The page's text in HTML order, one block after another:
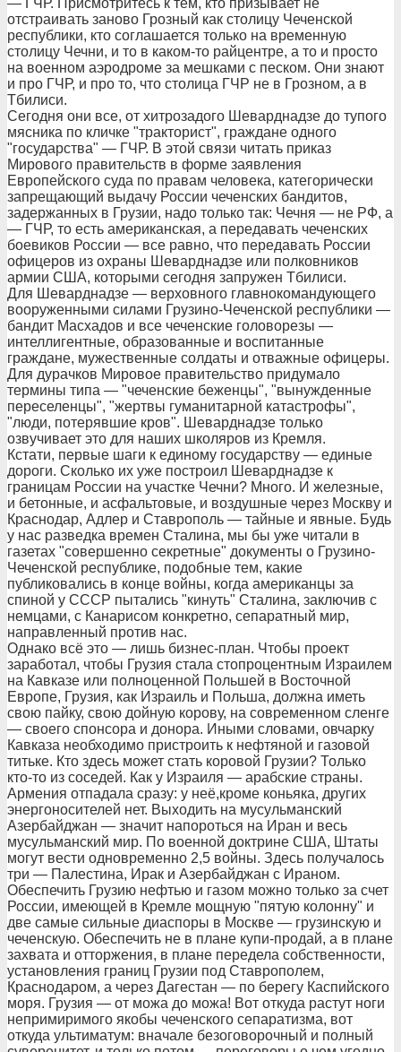
— ГЧР. Присмотритесь к тем, кто призывает не
отстраивать заново Грозный как столицу Чеченской
республики, кто соглашается только на временную
столицу Чечни, и то в каком-то райцентре, а то и просто
на военном аэродроме за мешками с песком. Они знают
и про ГЧР, и про то, что столица ГЧР не в Грозном, а в
Тбилиси.
Сегодня они все, от хитрозадого Шеварднадзе до тупого
мясника по кличке "тракторист", граждане одного
"государства" — ГЧР. В этой связи читать приказ
Мирового правительств в форме заявления
Европейского суда по правам человека, категорически
запрещающий выдачу России чеченских бандитов,
задержанных в Грузии, надо только так: Чечня — не РФ, а
— ГЧР, то есть американская, а передавать чеченских
боевиков России — все равно, что передавать России
офицеров из охраны Шеварднадзе или полковников
армии США, которыми сегодня запружен Тбилиси.
Для Шеварднадзе — верховного главнокомандующего
вооруженными силами Грузино-Чеченской республики —
бандит Масхадов и все чеченские головорезы —
интеллигентные, образованные и воспитанные
граждане, мужественные солдаты и отважные офицеры.
Для дурачков Мировое правительство придумало
термины типа — "чеченские беженцы", "вынужденные
переселенцы", "жертвы гуманитарной катастрофы",
"люди, потерявшие кров". Шеварднадзе только
озвучивает это для наших школяров из Кремля.
Кстати, первые шаги к единому государству — единые
дороги. Сколько их уже построил Шеварднадзе к
границам России на участке Чечни? Много. И железные,
и бетонные, и асфальтовые, и воздушные через Москву и
Краснодар, Адлер и Ставрополь — тайные и явные. Будь
у нас разведка времен Сталина, мы бы уже читали в
газетах "совершенно секретные" документы о Грузино-
Чеченской республике, подобные тем, какие
публиковались в конце войны, когда американцы за
спиной у СССР пытались "кинуть" Сталина, заключив с
немцами, с Канарисом конкретно, сепаратный мир,
направленный против нас.
Однако всё это — лишь бизнес-план. Чтобы проект
заработал, чтобы Грузия стала стопроцентным Израилем
на Кавказе или полноценной Польшей в Восточной
Европе, Грузия, как Израиль и Польша, должна иметь
свою пайку, свою дойную корову, на современном сленге
— своего спонсора и донора. Иными словами, овчарку
Кавказа необходимо пристроить к нефтяной и газовой
титьке. Кто здесь может стать коровой Грузии? Только
кто-то из соседей. Как у Израиля — арабские страны.
Армения отпадала сразу: у неё,кроме коньяка, других
энергоносителей нет. Выходить на мусульманский
Азербайджан — значит напороться на Иран и весь
мусульманский мир. По военной доктрине США, Штаты
могут вести одновременно 2,5 войны. Здесь получалось
три — Палестина, Ирак и Азербайджан с Ираном.
Обеспечить Грузию нефтью и газом можно только за счет
России, имеющей в Кремле мощную "пятую колонну" и
две самые сильные диаспоры в Москве — грузинскую и
чеченскую. Обеспечить не в плане купи-продай, а в плане
захвата и отторжения, в плане передела собственности,
установления границ Грузии под Ставрополем,
Краснодаром, а через Дагестан — по берегу Каспийского
моря. Грузия — от можа до можа! Вот откуда растут ноги
непримиримого якобы чеченского сепаратизма, вот
откуда ультиматум: вначале безоговорочный и полный